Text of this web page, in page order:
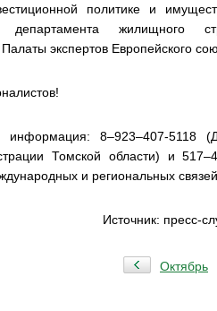
политике и
жилищного
Палаты экспертов Европейского
информация: 8–923–407-5118
Томской области) и 5
и региональных
Источник: пресс-
Октябрь